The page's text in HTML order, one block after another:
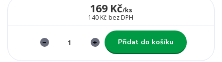
169 Kč/ks
140 Kč bez DPH
Přidat do košíku